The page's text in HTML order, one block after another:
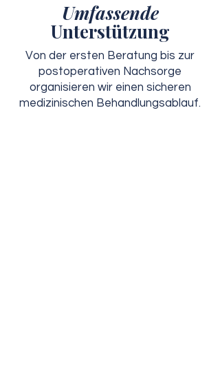
Umfassende
Unterstützung
Von der ersten Beratung bis zur
postoperativen Nachsorge
organisieren wir einen sicheren
medizinischen Behandlungsablauf.